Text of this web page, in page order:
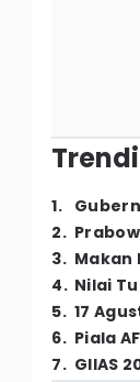
1.
2.
3. Makan
4. Nilai
5. 17
6. Piala
7. GIIAS